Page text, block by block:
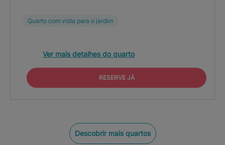
Quarto com vista para o jardim
Ver mais detalhes do quarto
RESERVE JÁ
Descobrir mais quartos